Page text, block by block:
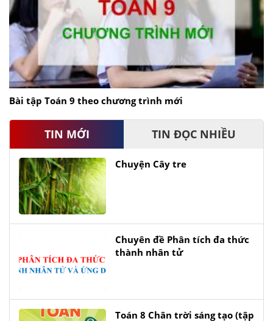
Bài tập Toán 9 theo chương trình mới
TIN MỚI TIN ĐỌC NHIỀU
Chuyện Cây tre
Chuyên đề Phân tích đa thức
thành nhân tử
Toán 8 Chân trời sáng tạo (tập